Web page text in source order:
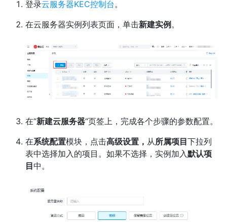
登录云服务器KEC控制台。
在云服务器实例列表页面，单击新建实例 。
在“新建云服务器“页签上，完成各个步骤的参数配置。
在系统配置模块，点击高级设置， 从所属项目下拉列
表中选择加入的项目。如果不选择，实例加入默认项
目中。